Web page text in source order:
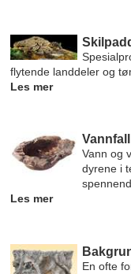
flytende landdeler og
Les mer
Vann og
dyrene i
Les mer
En ofte